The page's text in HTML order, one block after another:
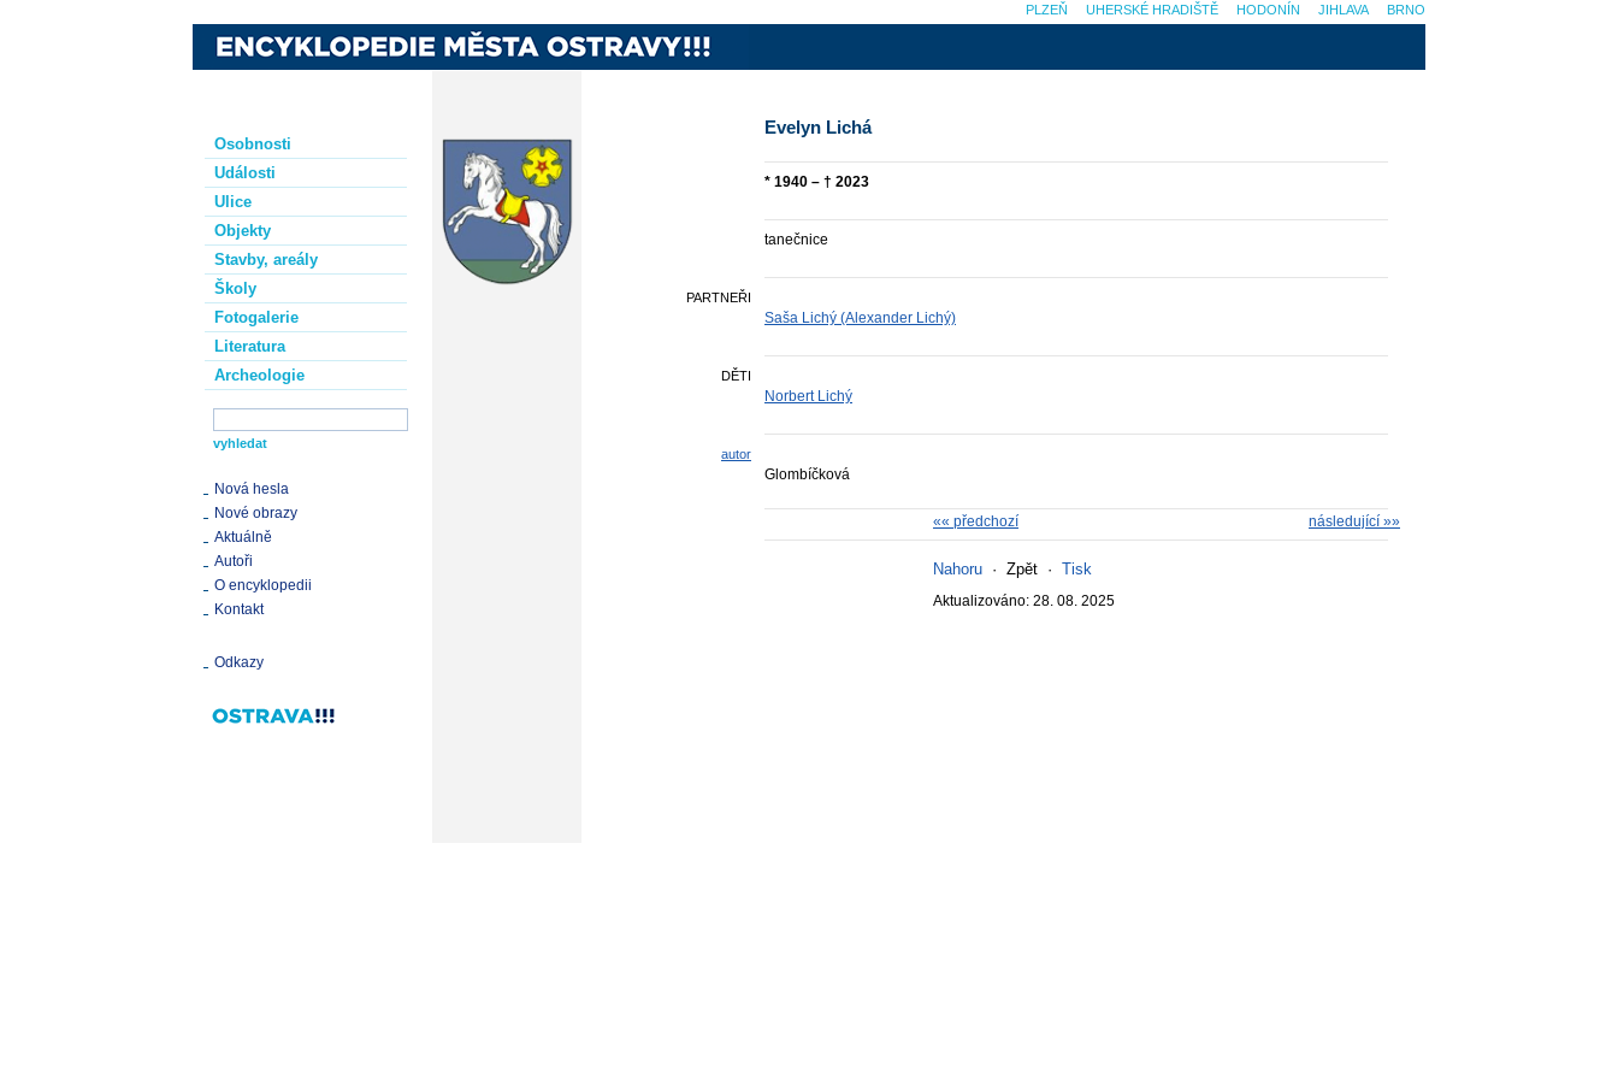
Osobnosti
Události
Ulice
Objekty
Stavby, areály
Školy
Fotogalerie
Literatura
Archeologie
Nová hesla
Nové obrazy
Aktuálně
Autoři
O encyklopedii
Kontakt
Odkazy
Evelyn Lichá
* 1940 – † 2023
tanečnice
PARTNEŘI
Saša Lichý (Alexander Lichý)
DĚTI
Norbert Lichý
autor
Glombíčková
následující »»
«« předchozí
Nahoru · Zpět · Tisk
Aktualizováno: 28. 08. 2025
BRNO
JIHLAVA
HODONÍN
UHERSKÉ HRADIŠTĚ
PLZEŇ